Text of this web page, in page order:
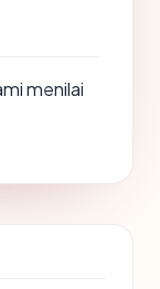
menilai